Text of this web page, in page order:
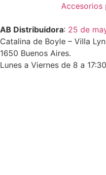
Accesorios
AB Distribuidora: 25 de
Catalina de Boyle – Villa
1650 Buenos Aires.
Lunes a Viernes de 8 a